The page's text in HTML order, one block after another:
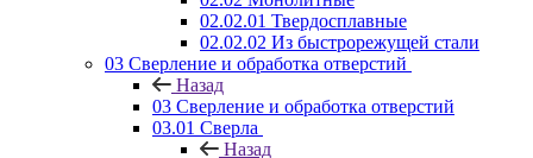
02.02.01 Твердосплавные
02.02.02 Из быстрорежущей стали
03 Сверление и обработка отверстий
Назад
03 Сверление и обработка отверстий
03.01 Сверла
Назад